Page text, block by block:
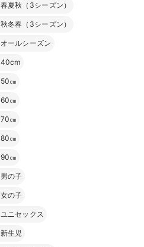
春夏秋（3シーズン）
秋冬春（3シーズン）
オールシーズン
40cm
50㎝
60㎝
70㎝
80㎝
90㎝
男の子
女の子
ユニセックス
新生児